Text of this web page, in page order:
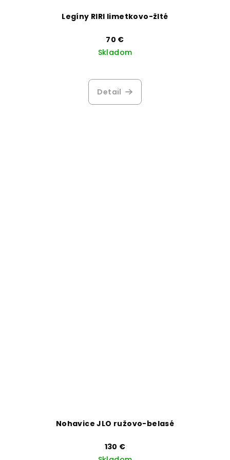
Legíny RIRI limetkovo-žlté
70 €
Skladom
Detail
Nohavice JLO ružovo-belasé
130 €